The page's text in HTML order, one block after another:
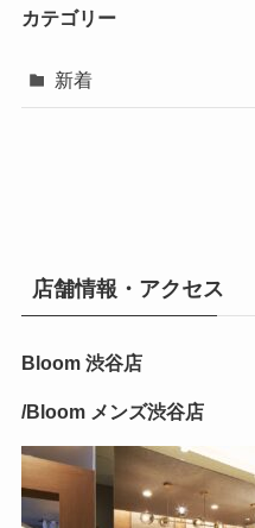
カテゴリー
新着
店舗情報・アクセス
Bloom 渋谷店
/Bloom メンズ渋谷店